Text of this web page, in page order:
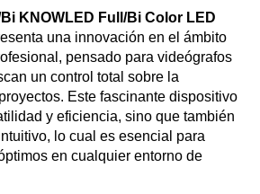
KNOWLED Full/Bi Color LED
una innovación en el ámbito
pensado para videógrafos
un control total sobre la
Este fascinante dispositivo
y eficiencia, sino que también
lo cual es esencial para
en cualquier entorno de